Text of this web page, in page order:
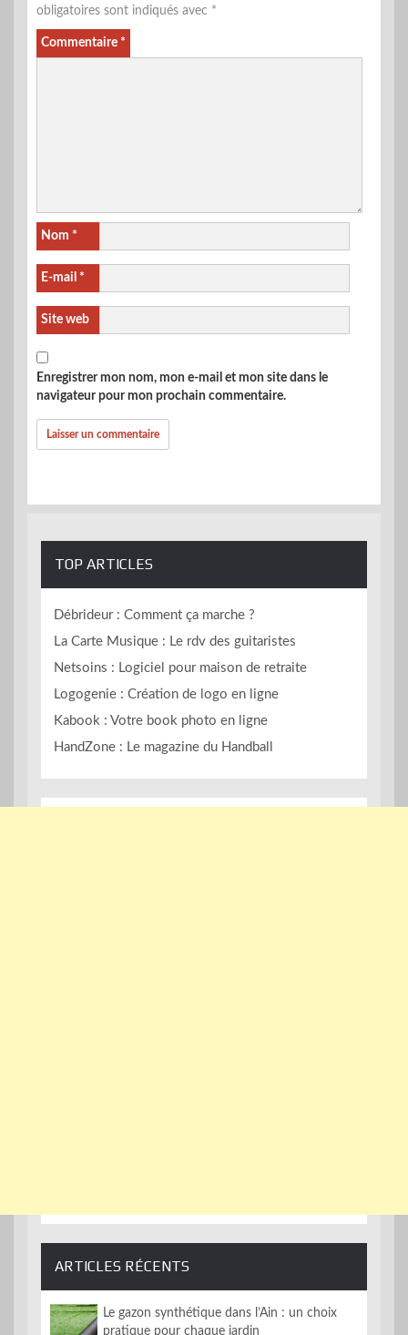
obligatoires sont indiqués avec *
Commentaire *
Nom *
E-mail *
Site web
Enregistrer mon nom, mon e-mail et mon site dans le
navigateur pour mon prochain commentaire.
TOP ARTICLES
Débrideur : Comment ça marche ?
La Carte Musique : Le rdv des guitaristes
Netsoins : Logiciel pour maison de retraite
Logogenie : Création de logo en ligne
Kabook : Votre book photo en ligne
HandZone : Le magazine du Handball
ARTICLES RÉCENTS
Le gazon synthétique dans l’Ain : un choix
pratique pour chaque jardin